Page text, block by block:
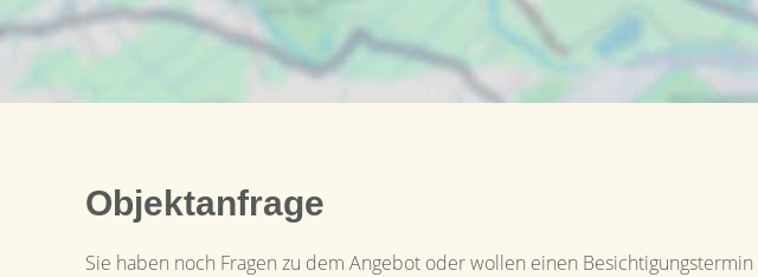
Objektanfrage
Sie haben noch Fragen zu dem Angebot oder wollen einen